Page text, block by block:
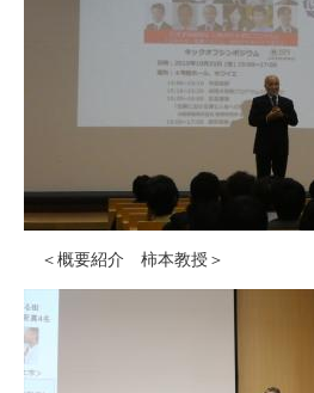
＜概要紹介 柿本教授＞